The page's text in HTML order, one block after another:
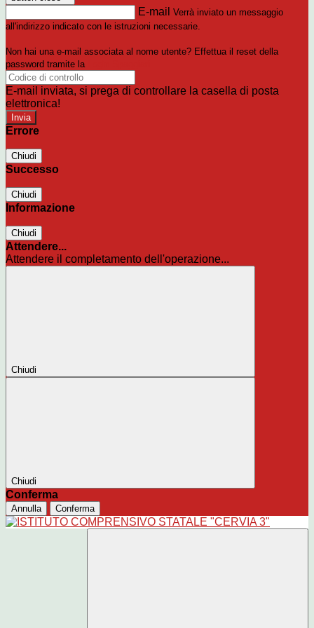
E-mail Verrà inviato un messaggio
all'indirizzo indicato con le istruzioni necessarie.
Non hai una e-mail associata al nome utente? Effettua il reset della
password tramite la
E-mail inviata, si prega di controllare la casella di posta
elettronica!
Errore
Chiudi
Successo
Chiudi
Informazione
Chiudi
Attendere...
Attendere il completamento dell'operazione...
Chiudi
Chiudi
Conferma
Annulla Conferma